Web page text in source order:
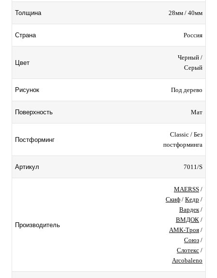
Толщина 28мм / 40мм
Страна Россия
Цвет
Черный /
Серый
Рисунок Под дерево
Поверхность Мат
Постформинг
Classic / Без
постформинга
Артикул 7011/S
Производитель
MAERSS /
Скиф / Кедр /
Вардек/
ВМДОК /
АМК-Троя /
Союз /
Слотекс /
Arcobaleno